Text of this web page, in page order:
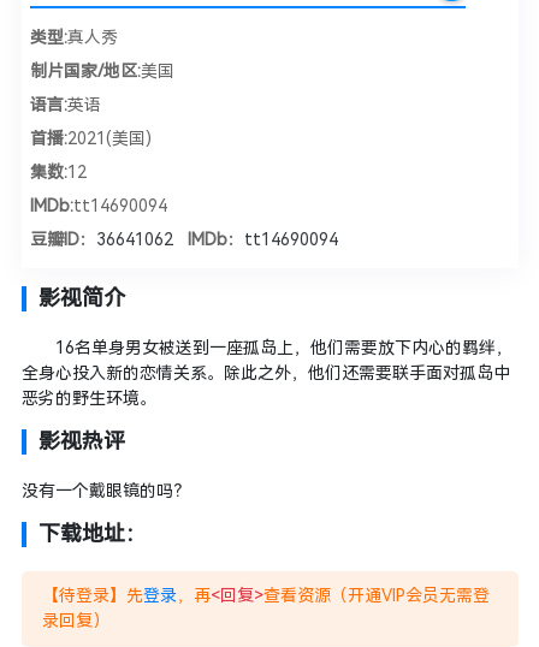
类型:真人秀
制片国家/地区:美国
语言:英语
首播:2021(美国)
集数:12
IMDb:tt14690094
豆瓣ID： 36641062 IMDb： tt14690094
影视简介
16名单身男女被送到一座孤岛上，他们需要放下内心的羁绊，
全身心投入新的恋情关系。除此之外，他们还需要联手面对孤岛中
恶劣的野生环境。
影视热评
没有一个戴眼镜的吗？
下载地址：
【待登录】先登录，再<回复>查看资源（开通VIP会员无需登
录回复）